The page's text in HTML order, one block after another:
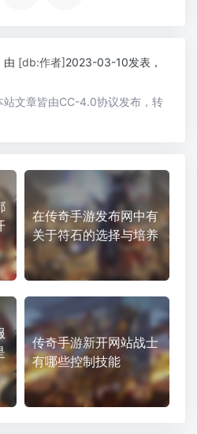
由 [db:作者]2023-03-10发表，
站文章皆由CC-4.0协议发布，转
在传奇手游发布网中有
关于符石的选择与培养
传奇手游新开网站战士
有哪些控制技能